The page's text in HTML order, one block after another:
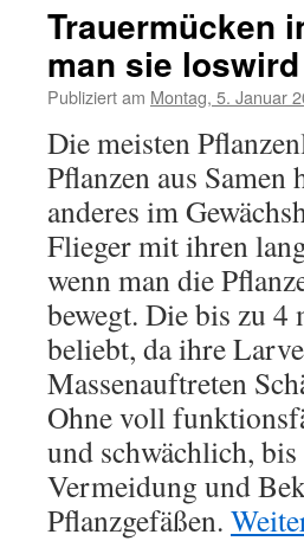
Trauermücken
man sie loswird
Publiziert am Montag, 5. Januar
Die meisten
Pflanzen aus
anderes im
Flieger mit ihren
wenn man die
bewegt. Die bis zu
beliebt, da ihre
Massenauftreten
Ohne voll
und schwächlich,
Vermeidung und
Pflanzgefäßen.